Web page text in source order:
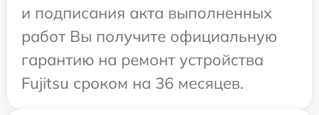
и подписания акта выполненных
работ Вы получите официальную
гарантию на ремонт устройства
Fujitsu сроком на 36 месяцев.